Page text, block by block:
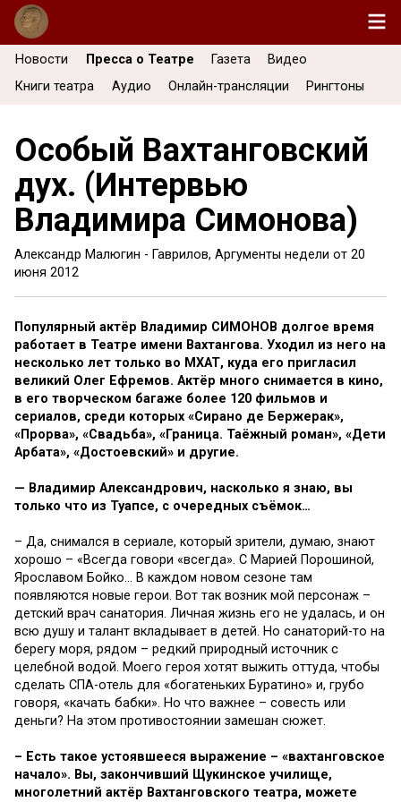
Новости Пресса о Театре Газета
Видео
Книги театра
Аудио Онлайн-трансляции Рингтоны
Особый Вахтанговский
дух. (Интервью
Владимира Симонова)
Александр Малюгин - Гаврилов, Аргументы недели от 20
июня 2012
Популярный актёр Владимир СИМОНОВ долгое время
работает в Театре имени Вахтангова. Уходил из него на
несколько лет только во МХАТ, куда его пригласил
великий Олег Ефремов. Актёр много снимается в кино,
в его творческом багаже более 120 фильмов и
сериалов, среди которых «Сирано де Бержерак»,
«Прорва», «Свадьба», «Граница. Таёжный роман», «Дети
Арбата», «Достоевский» и другие.
— Владимир Александрович, насколько я знаю, вы
только что из Туапсе, с очередных съёмок…
– Да, снимался в сериале, который зрители, думаю, знают
хорошо – «Всегда говори «всегда». С Марией Порошиной,
Ярославом Бойко… В каждом новом сезоне там
появляются новые герои. Вот так возник мой персонаж –
детский врач санатория. Личная жизнь его не удалась, и он
всю душу и талант вкладывает в детей. Но санаторий-то на
берегу моря, рядом – редкий природный источник с
целебной водой. Моего героя хотят выжить оттуда, чтобы
сделать СПА-отель для «богатеньких Буратино» и, грубо
говоря, «качать бабки». Но что важнее – совесть или
деньги? На этом противостоянии замешан сюжет.
– Есть такое устоявшееся выражение – «вахтанговское
начало». Вы, закончивший Щукинское училище,
многолетний актёр Вахтанговского театра, можете